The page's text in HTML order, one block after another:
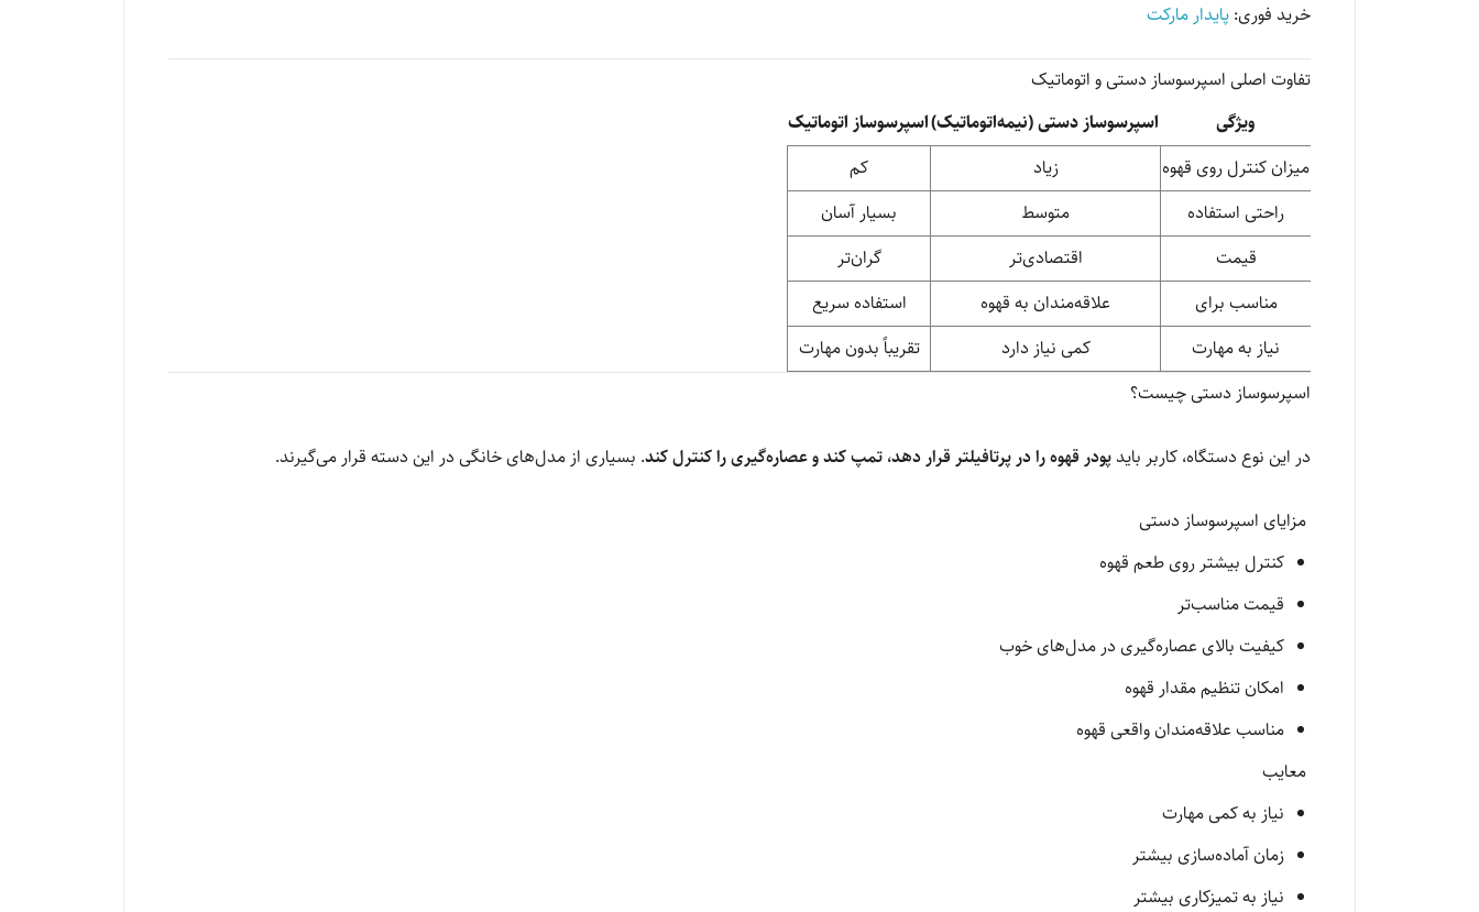
خرید فوری: پایدار مارکت
تفاوت اصلی اسپرسوساز دستی و اتوماتیک
ویژگی
اسپرسوساز دستی (نیمه‌اتوماتیک)اسپرسوساز اتوماتیک
میزان کنترل روی قهوه
زیاد
کم
راحتی استفاده
متوسط
بسیار آسان
قیمت
اقتصادی‌تر
گران‌تر
مناسب برای
علاقه‌مندان به قهوه
استفاده سریع
نیاز به مهارت
کمی نیاز دارد
تقریباً بدون مهارت
اسپرسوساز دستی چیست؟
در این نوع دستگاه، کاربر بایدپودر قهوه را در پرتافیلتر قرار دهد، تمپ کند و عصاره‌گیری را کنترل کند. بسیاری از مدل‌های خانگی در این دسته قرار می‌گیرند.
مزایای اسپرسوساز دستی
کنترل بیشتر روی طعم قهوه
قیمت مناسب‌تر
کیفیت بالای عصاره‌گیری در مدل‌های خوب
امکان تنظیم مقدار قهوه
مناسب علاقه‌مندان واقعی قهوه
معایب
نیاز به کمی مهارت
زمان آماده‌سازی بیشتر
نیاز به تمیزکاری بیشتر